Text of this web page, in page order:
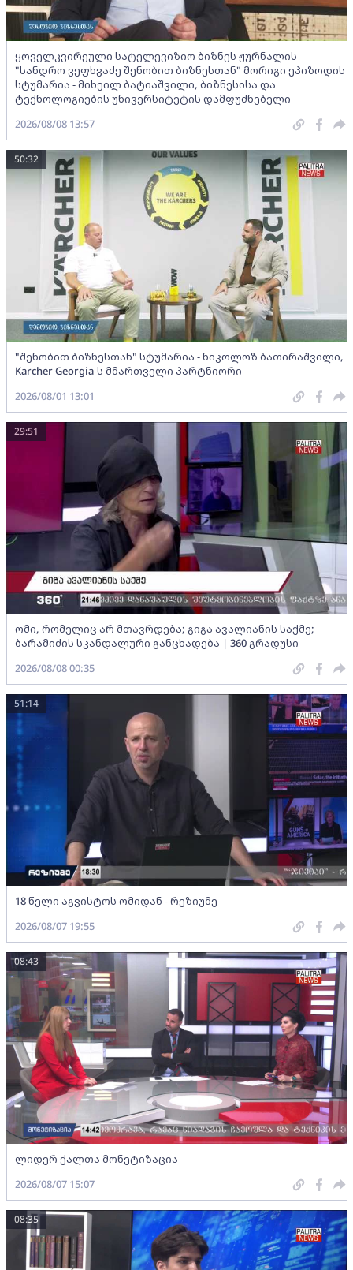
ყოველკვირეული სატელევიზიო ბიზნეს ჟურნალის
"სანდრო ვეფხვაძე შენობით ბიზნესთან" მორიგი ეპიზოდის
სტუმარია - მიხეილ ბატიაშვილი, ბიზნესისა და
ტექნოლოგიების უნივერსიტეტის დამფუძნებელი
2026/08/08 13:57
"შენობით ბიზნესთან" სტუმარია - ნიკოლოზ ბათირაშვილი,
Karcher Georgia-ს მმართველი პარტნიორი
50:32
2026/08/01 13:01
ომი, რომელიც არ მთავრდება; გიგა ავალიანის საქმე;
ბარამიძის სკანდალური განცხადება | 360 გრადუსი
29:51
2026/08/08 00:35
18 წელი აგვისტოს ომიდან - რეზიუმე
51:14
2026/08/07 19:55
ლიდერ ქალთა მონეტიზაცია
08:43
2026/08/07 15:07
08:35